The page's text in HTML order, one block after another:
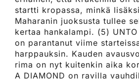
startti kropassa, minkä lisäksi
Maharanin juoksusta tullee
kertaa hankalampi. (5) UNTO
on parantanut viime
harppauksin. Kauden
rima on nyt kuitenkin aika
A DIAMOND on ravilla